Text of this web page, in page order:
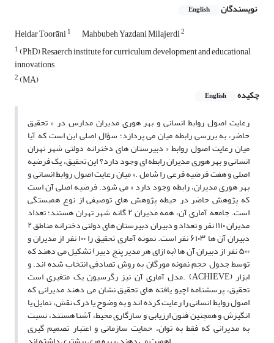
نویسندگان English
Heidar Toorāni1 Mahbubeh Yazdani Milajerdi2
1(PhD) Resaerch institute for curriculum development and educational
innovations
2(MA)
چکیده
English
رعایت اصول روابط انسانی و بهر هوری مدیران مدارس در » تحقیق
حاضر، به بررسی رابطه میان می پردازد؛ سؤال اصلی این است که آیا
میان رعایت اصول روابط « دبیرستان های دخترانه دولتی شهر تهران
انسانی و بهر هوری مدیران رابطه ای وجود دارد؟ این تحقیق، یک فرضیه
اصلی و هفت فرضیه فرعی را شامل .« میان رعایت اصول روابط انسانی و
بهر هوری مدیران، رابطه وجود دارد » می شود. فرضیه اصلی آن است
که پژوهش حاضر در حیطه پژوهش های توصیفی از نوع همبستگی
است. جامعه آماری آن، همه مدیران ۲ گانه شهر تهران هستند؛ تعداد
مدیران ۱۱۱۰ نفر و تعداد و دبیران دبیرستان های دولتی دخترانه مناطق ۲
دبیران آن ها ۶۱۰۳ نفر است. نمونه آماری تحقیق را ۱۰۰ نفر از مدیران و
۵۰۰ نفر از دبیران آن ها (به ازای هر مدیر پنج دبیر) تشکیل می دهند که
توسط جدول حجم نمونه مورگان به روش تصادفی انتخاب شده اند. و
مدل آماری آن نیز رگرسیون یک متغیری است. (ACHIEVE) ابزار
تحقیق، پرسشنامه اچیو یافته های تحقیق نشان می دهند مدیرانی که
اصول روابط انسانی را رعایت کرده اند و به وضوح یا درک نقش، تمایل یا
انگیزش و همچنین فنون ارزیابی و سازگاری محیط، آشنا هستند، نسبت
به مدیرانی که فقط به توان، حمایت سازمانی و اعتبار تصمیم گیری